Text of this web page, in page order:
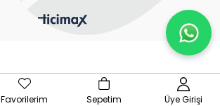
Favorilerim Sepetim Üye Girişi